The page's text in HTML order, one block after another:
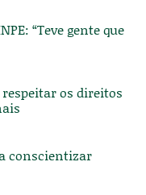
“Teve gente que
os direitos
conscientizar